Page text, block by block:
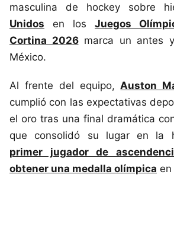
masculina de hockey sobre
Unidos en los Juegos
Cortina 2026marca un antes
México.
Al frente del equipo, Auston
cumplió con las expectativas
el oro tras una final dramática
que consolidó su lugar en la
primer jugador de
obtener una medalla olímpica en